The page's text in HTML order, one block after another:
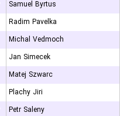
Samuel Byrtus
Radim Pavelka
Michal Vedmoch
Jan Simecek
Matej Szwarc
Plachy Jiri
Petr Saleny